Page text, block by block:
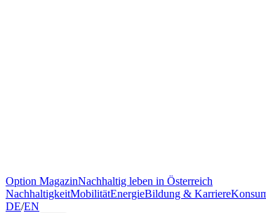
Option MagazinNachhaltig leben in Österreich
NachhaltigkeitMobilitätEnergieBildung & Karriere
DE/EN